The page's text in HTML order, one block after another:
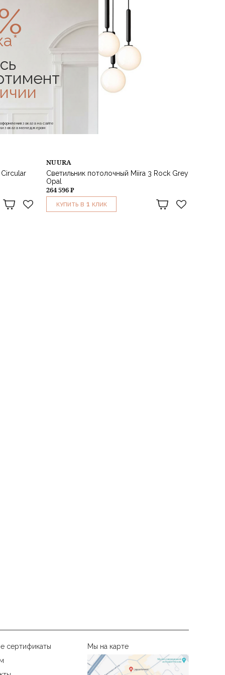
NUURA
Светильник потолочный Miira 3 Rock Grey
Opal
264 596 ₽
КУПИТЬ В 1 КЛИК
заказа на сайте
заказа менеджером
Мы на карте
сертификаты